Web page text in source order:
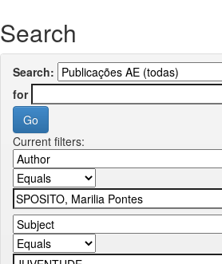
Search
Search:
for
Current filters: